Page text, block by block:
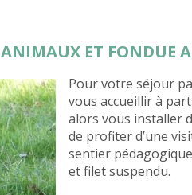
ET FONDUE
Pour votre séjour
vous accueillir à
alors vous installer
de profiter d’une
sentier
et filet suspendu.